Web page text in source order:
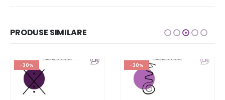
PRODUSE SIMILARE
-30% -30%